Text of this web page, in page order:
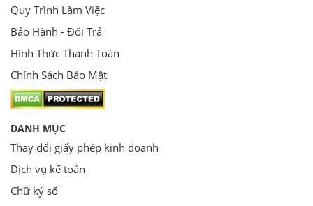
Quy Trình Làm Việc
Bảo Hành - Đổi Trả
Hình Thức Thanh Toán
Chính Sách Bảo Mật
DANH MỤC
Thay đổi giấy phép kinh doanh
Dịch vụ kế toán
Chữ ký số